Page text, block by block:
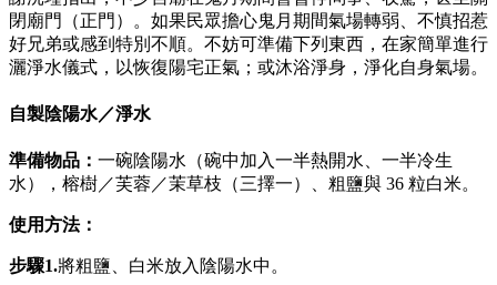
閉廟門（正門）。如果民眾擔心鬼月期間氣場轉弱、不慎招惹
好兄弟或感到特別不順。不妨可準備下列東西，在家簡單進行
灑淨水儀式，以恢復陽宅正氣；或沐浴淨身，淨化自身氣場。
自製陰陽水／淨水
準備物品： 一碗陰陽水（碗中加入一半熱開水、一半冷生
水），榕樹／芙蓉／茉草枝（三擇一）、粗鹽與 36 粒白米。
使用方法：
步驟1.將粗鹽、白米放入陰陽水中。